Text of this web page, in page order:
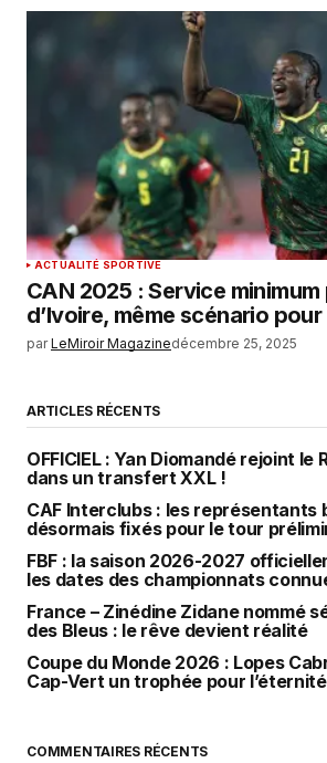
ACTUALITÉ SPORTIVE
‎CAN 2025 : Service
d’Ivoire, même scénario
par LeMiroir Magazinedécembre 25, 2025
ARTICLES RÉCENTS
OFFICIEL : Yan Diomandé rejoint le
dans un transfert XXL !
CAF Interclubs : les représentants
désormais fixés pour le tour
FBF : la saison 2026-2027
les dates des championnats
France – Zinédine Zidane nommé
des Bleus : le rêve devient réalité
Coupe du Monde 2026 : Lopes
Cap-Vert un trophée pour l’éternité
COMMENTAIRES RÉCENTS